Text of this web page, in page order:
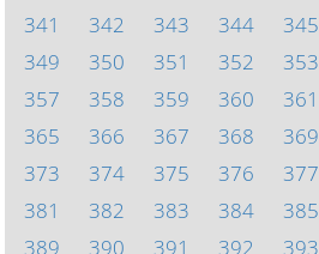
341
342 343 344 345
349
350 351 352 353
357
358 359 360 361
365
366 367 368 369
373
374 375 376 377
381
382 383 384 385
389
390 391 392 393